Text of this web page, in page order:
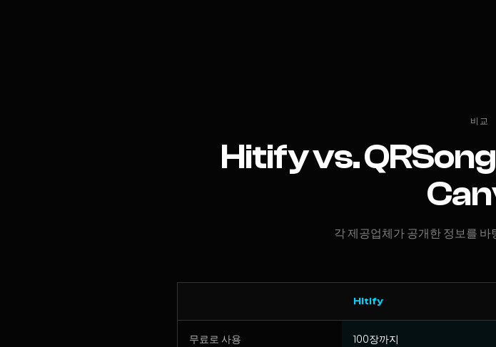
비교
Hitify vs.
각 제공업체가 공개한 정보를
Hitify
무료로 사용 100장까지